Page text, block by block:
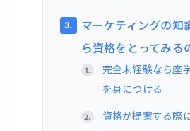
マーケティングの知
ら資格をとってみる
完全未経験なら座
を身につける
資格が提案する際